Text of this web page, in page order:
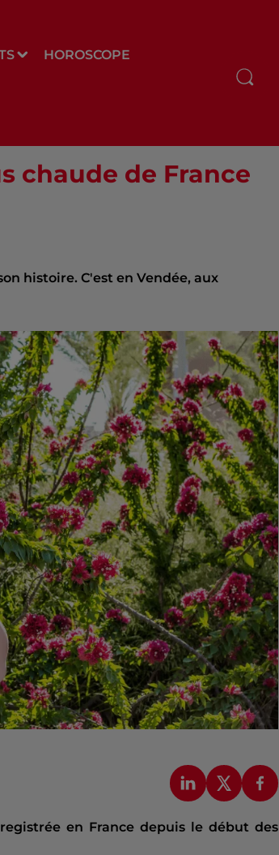
HOROSCOPE
chaude de France
histoire. C'est en Vendée, aux
en France depuis le début des